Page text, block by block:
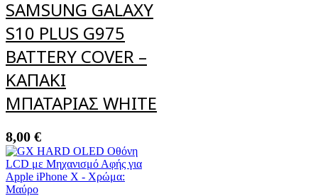
SAMSUNG GALAXY
S10 PLUS G975
BATTERY COVER –
ΚΑΠΑΚΙ
ΜΠΑΤΑΡΙΑΣ WHITE
8,00 €